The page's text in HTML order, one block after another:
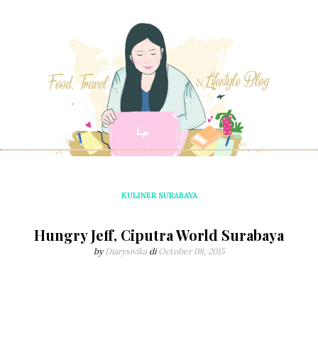
KULINER SURABAYA
Hungry Jeff, Ciputra World Surabaya
by Diarysivika diOctober 08, 2015